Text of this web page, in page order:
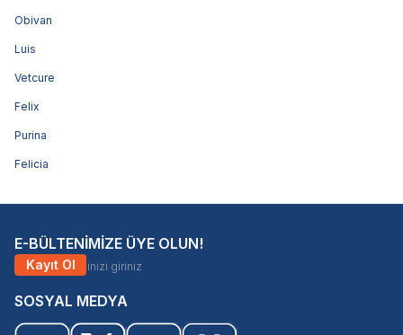
Obivan
Luis
Vetcure
Felix
Purina
Felicia
E-BÜLTENİMİZE ÜYE OLUN!
Kayıt Ol
SOSYAL MEDYA